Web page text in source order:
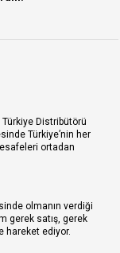
Türkiye Distribütörü
Türkiye’nin her
ortadan
olmanın verdiği
gerek satış, gerek
hareket ediyor.